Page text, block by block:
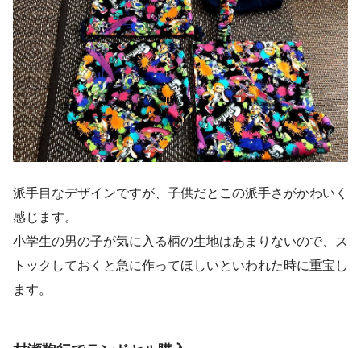
派手目なデザインですが、子供だとこの派手さがかわいく
感じます。
小学生の男の子が気に入る柄の生地はあまりないので、ス
トックしておくと急に作ってほしいといわれた時に重宝し
ます。